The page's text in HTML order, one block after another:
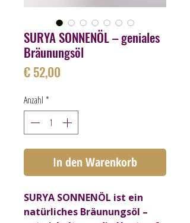
SURYA SONNENÖL – geniales
Bräunungsöl
€ 52,00
Anzahl *
In den Warenkorb
SURYA SONNENÖL ist ein
natürliches Bräunungsöl –